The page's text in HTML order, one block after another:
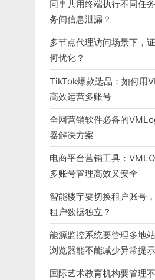
同事共用终端执行不同任
务间信息泄漏？
多节点代理访问场景下，
何优化？
TikTok爆款选品：如何用
高效运营多账号
全网营销软件必备的
器解决方案
电商平台营销工具：
多账号管理高效又安全
智能楼宇要切换租户账号
租户数据独立？
能源监控系统要管理多地
浏览器能不能减少异常提
国际艺术教育机构要管理